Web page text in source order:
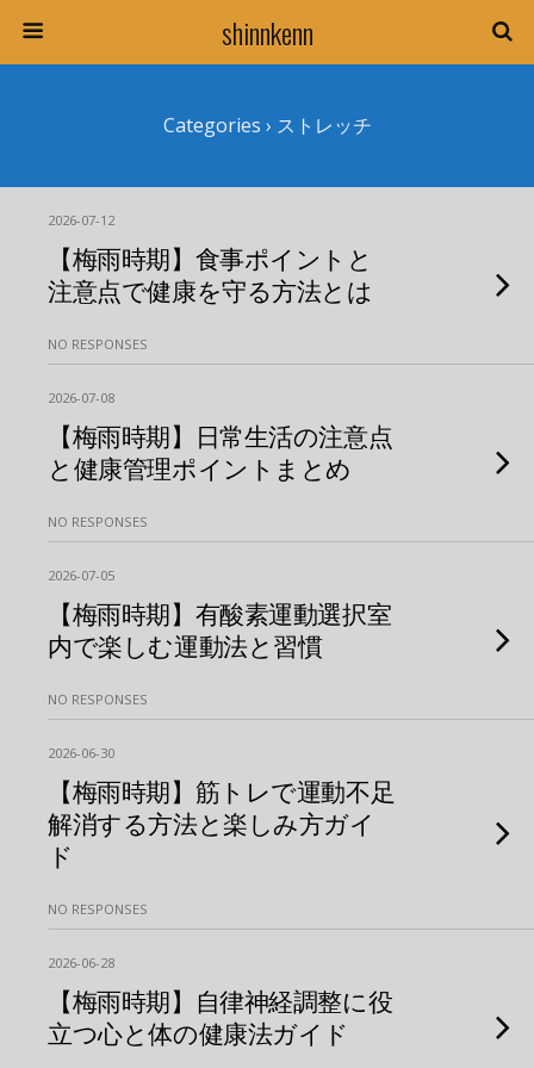
shinnkenn
Categories › ストレッチ
2026-07-12
【梅雨時期】食事ポイントと
注意点で健康を守る方法とは
NO RESPONSES
2026-07-08
【梅雨時期】日常生活の注意点
と健康管理ポイントまとめ
NO RESPONSES
2026-07-05
【梅雨時期】有酸素運動選択室
内で楽しむ運動法と習慣
NO RESPONSES
2026-06-30
【梅雨時期】筋トレで運動不足
解消する方法と楽しみ方ガイ
ド
NO RESPONSES
2026-06-28
【梅雨時期】自律神経調整に役
立つ心と体の健康法ガイド